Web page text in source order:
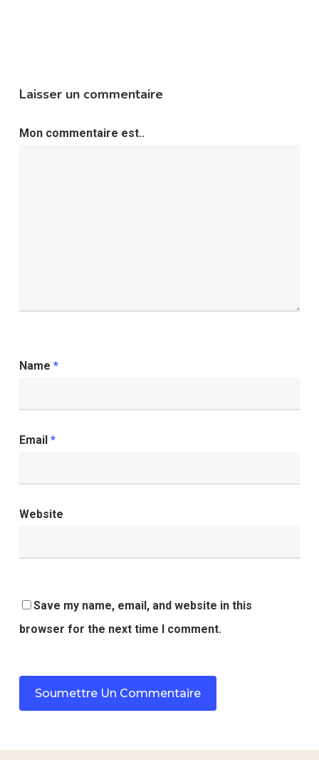
Laisser un commentaire
Mon commentaire est..
Name *
Email *
Website
Save my name, email, and website in this
browser for the next time I comment.